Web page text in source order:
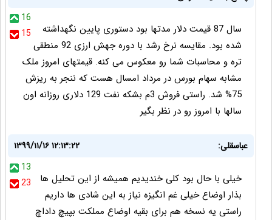
16
15
سال 87 قیمت دلار مدتها بود دستوری پایین نگهداشته
شده بود. مقایسه نرخ رشد با دوره جهش ارزی 92 منطقی
تره و محاسبات شما رو معکوس می کنه. قیمتهای امروز ملک
مشابه سهام بورس در مرداد امسال هست که ننجر به ریزش
75% شد. راستی فروش 3م بشکه نفت 129 دلاری روزانه اون
سالها با امروز رو در نظر بگیر
عباسقلی:
۱۳۹۹/۱۱/۱۶ ۱۲:۱۳:۲۲
13
23
خیلی با حال بود کلی خندیدیم همیشه از این تحلیل ها
بذار اوضاع خیلی غم انگیزه نیاز به این شادی ها داریم
راستی یه نسخه هم برای بقیه اوضاع مملکت بپیچ داداچ